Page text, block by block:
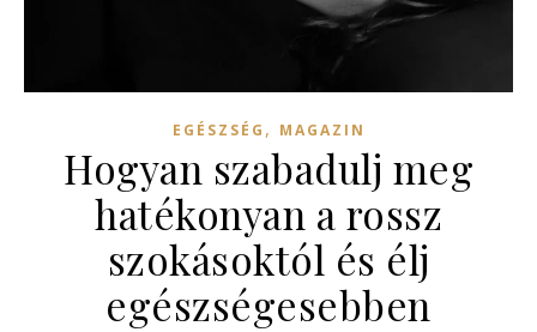
EGÉSZSÉG , MAGAZIN
Hogyan szabadulj meg
hatékonyan a rossz
szokásoktól és élj
egészségesebben